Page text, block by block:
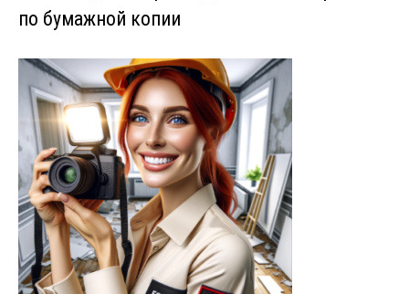
по бумажной копии